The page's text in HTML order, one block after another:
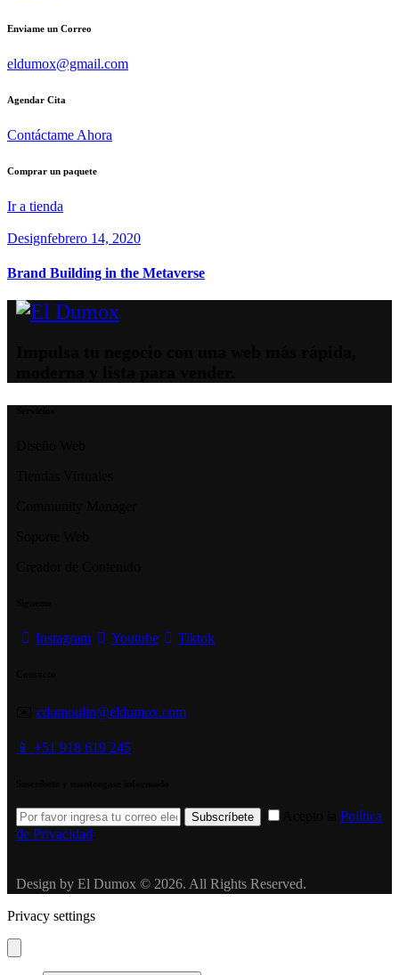
Enviame un Correo
eldumox@gmail.com
Agendar Cita
Contáctame Ahora
Comprar un paquete
Ir a tienda
Designfebrero 14, 2020
Brand Building in the Metaverse
Instagram Youtube Tiktok
cdumoulin@eldumox.com
📱 +51 918 619 245
Subscríbete
Política
de Privacidad
Design by El Dumox © 2026. All Rights Reserved.
Privacy settings